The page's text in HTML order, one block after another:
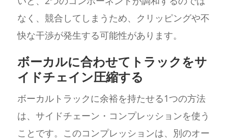
なく、競合してしまうため、クリッピングや不
快な干渉が発生する可能性があります。
ボーカルに合わせてトラックをサ
イドチェイン圧縮する
ボーカルトラックに余裕を持たせる1つの方法
は、サイドチェーン・コンプレッションを使う
ことです。このコンプレッションは、別のオー